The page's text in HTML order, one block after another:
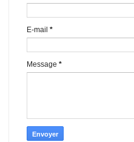
E-mail *
Message *